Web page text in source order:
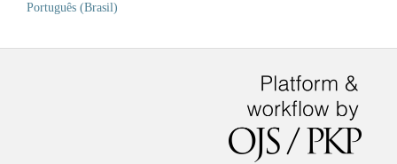
Português (Brasil)